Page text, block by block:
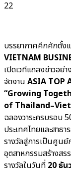
22
บรรยากาศคึกคักตั้ง
VIETNAM
เปิดเวทีแถลงข่าวอย่
จัดงาน ASIA TOP
“Growing
of
ฉลองวาระครบรอบ
ประเทศไทยและสา
รางวัลสู่การเป็นศูน
อุตสาหกรรมสร้างส
รางวัลในวันที่ 20 ธัน